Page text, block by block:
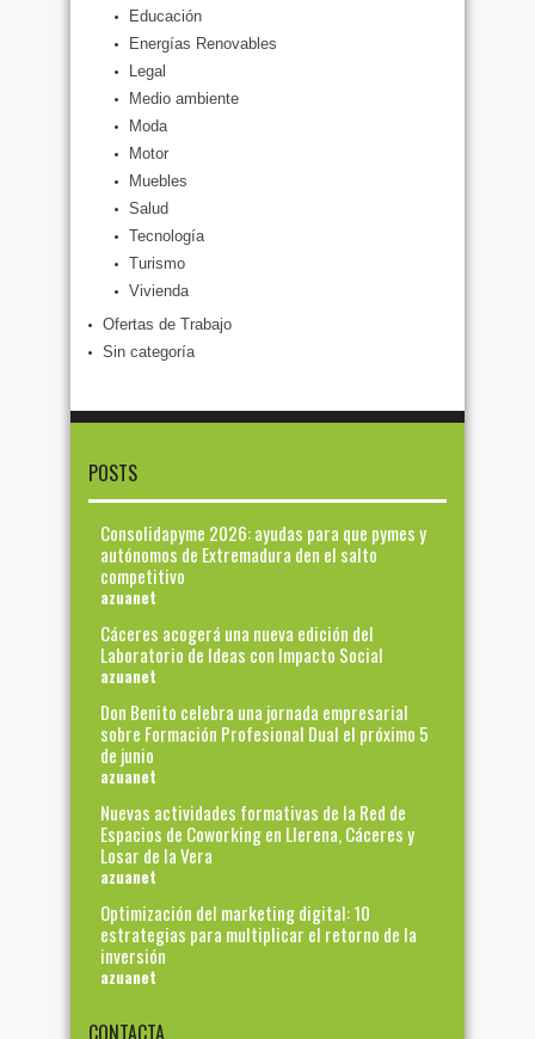
Educación
Energías Renovables
Legal
Medio ambiente
Moda
Motor
Muebles
Salud
Tecnología
Turismo
Vivienda
Ofertas de Trabajo
Sin categoría
POSTS
Consolidapyme 2026: ayudas para que pymes y
autónomos de Extremadura den el salto
competitivo
azuanet
Cáceres acogerá una nueva edición del
Laboratorio de Ideas con Impacto Social
azuanet
Don Benito celebra una jornada empresarial
sobre Formación Profesional Dual el próximo 5
de junio
azuanet
Nuevas actividades formativas de la Red de
Espacios de Coworking en Llerena, Cáceres y
Losar de la Vera
azuanet
Optimización del marketing digital: 10
estrategias para multiplicar el retorno de la
inversión
azuanet
CONTACTA